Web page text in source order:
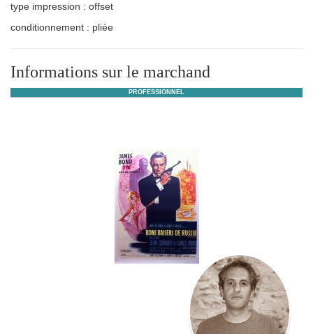
type impression : offset
conditionnement : pliée
Informations sur le marchand
PROFESSIONNEL